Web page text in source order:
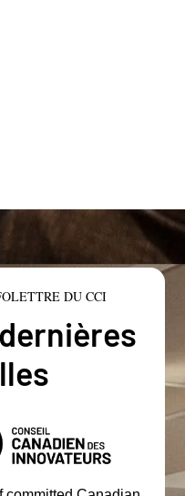
DU CCI